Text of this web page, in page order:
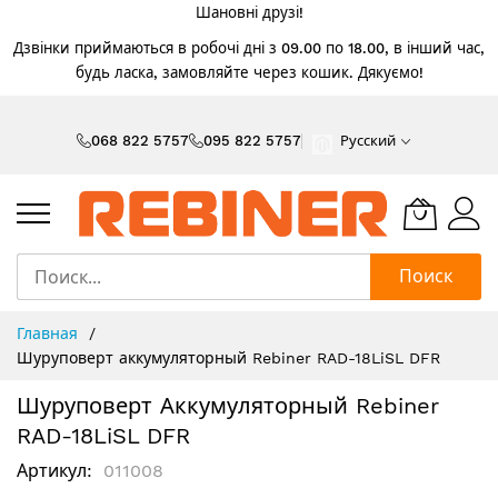
Шановні друзі!
Дзвінки приймаються в робочі дні з 09.00 по 18.00, в інший час,
будь ласка, замовляйте через кошик. Дякуємо!
068 822 5757 095 822 5757 Русский
Поиск
Главная
Шуруповерт аккумуляторный Rebiner RAD-18LiSL DFR
Шуруповерт Аккумуляторный Rebiner
RAD-18LiSL DFR
Артикул 011008